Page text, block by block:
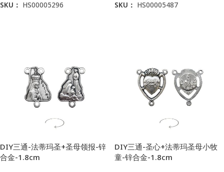
SKU： HS00005296 SKU： HS00005487
DIY三通-法蒂玛圣+圣母领报-锌
合金-1.8cm
DIY三通-圣心+法蒂玛圣母小牧
童-锌合金-1.8cm